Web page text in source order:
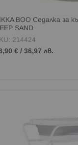
BOO Седалка за
SAND
214424
€ / 36,97 лв.